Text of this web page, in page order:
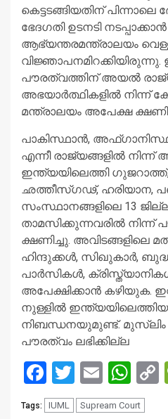
കെട്ടടങ്ങിയതിന്
ഭേദഗതി ഉടനടി
ആഭ്യന്തരമന്ത്രാലയം
വിജ്ഞാപനമിറക്കിയിരുന്നു.
പൗരത്വത്തിന് അയൽ
അഭയാർത്ഥികളിൽ നിന്ന്
മന്ത്രാലയം അപേക്ഷ
പാകിസ്ഥാൻ,
എന്നീ രാജ്യങ്ങളില്‍ നിന്ന്
ഇന്ത്യയിലെത്തി
ഛത്തീസ്ഗഢ്, ഹരിയാന,
സംസ്ഥാനങ്ങളിലെ 13
താമസിക്കുന്നവരിൽ
ക്ഷണിച്ചു. അവിടങ്ങളിലെ
ഹിന്ദുക്കള്‍, സിഖുകാര്‍,
പാര്‍സികള്‍,
അപേക്ഷിക്കാന്‍ കഴിയുക.
നുള്ളിൽ
നിബന്ധനയുമുണ്ട്. മുസ്ലിം
പൗരത്വം ലഭിക്കില്ല
Facebook
Twitter
Email
Tags: IUML Supream Court